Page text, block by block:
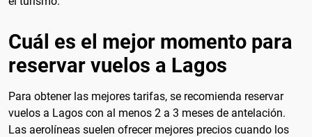
Cuál es el mejor momento para
reservar vuelos a Lagos
Para obtener las mejores tarifas, se recomienda reservar
vuelos a Lagos con al menos 2 a 3 meses de antelación.
Las aerolíneas suelen ofrecer mejores precios cuando los